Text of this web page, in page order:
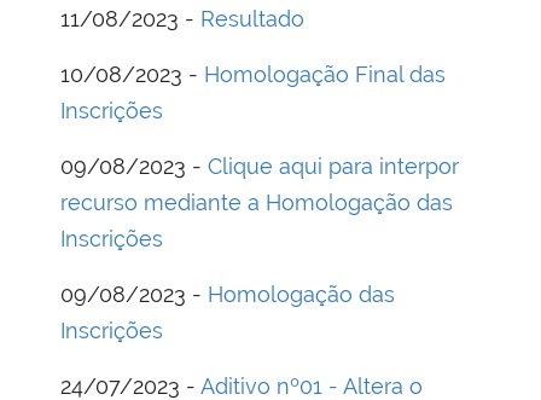
11/08/2023 - Resultado
10/08/2023 - Homologação Final das
Inscrições
09/08/2023 - Clique aqui para interpor
recurso mediante a Homologação das
Inscrições
09/08/2023 - Homologação das
Inscrições
24/07/2023 - Aditivo nº01 - Altera o